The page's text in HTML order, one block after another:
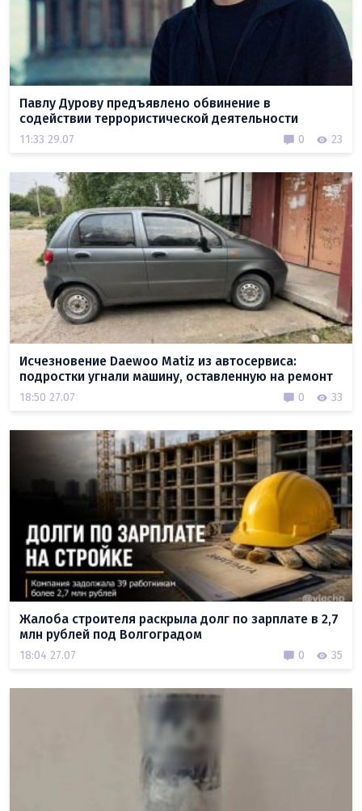
Павлу Дурову предъявлено обвинение в
содействии террористической деятельности
11:33 29.07 0 23
Исчезновение Daewoo Matiz из автосервиса:
подростки угнали машину, оставленную на ремонт
18:50 27.07 0 33
Жалоба строителя раскрыла долг по зарплате в 2,7
млн рублей под Волгоградом
18:04 27.07 0 35